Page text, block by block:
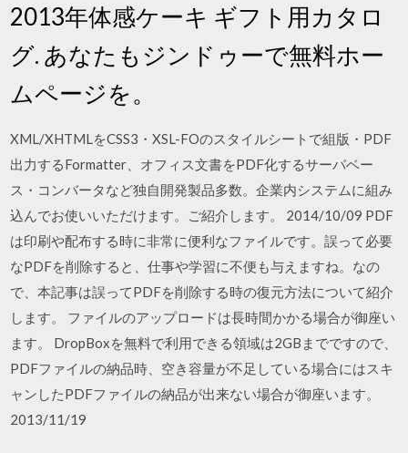
2013年体感ケーキ ギフト用カタロ
グ. あなたもジンドゥーで無料ホー
ムページを。
XML/XHTMLをCSS3・XSL-FOのスタイルシートで組版・PDF
出力するFormatter、オフィス文書をPDF化するサーバベー
ス・コンバータなど独自開発製品多数。企業内システムに組み
込んでお使いいただけます。ご紹介します。 2014/10/09 PDF
は印刷や配布する時に非常に便利なファイルです。誤って必要
なPDFを削除すると、仕事や学習に不便も与えますね。なの
で、本記事は誤ってPDFを削除する時の復元方法について紹介
します。 ファイルのアップロードは長時間かかる場合が御座い
ます。 DropBoxを無料で利用できる領域は2GBまでですので、
PDFファイルの納品時、空き容量が不足している場合にはスキ
ャンしたPDFファイルの納品が出来ない場合が御座います。
2013/11/19